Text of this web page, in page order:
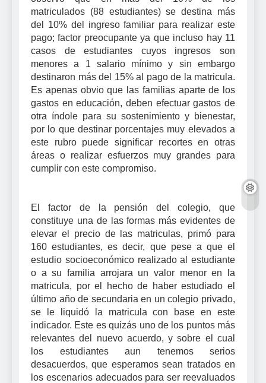
matriculados (88 estudiantes) se destina más
del 10% del ingreso familiar para realizar este
pago; factor preocupante ya que incluso hay 11
casos de estudiantes cuyos ingresos son
menores a 1 salario mínimo y sin embargo
destinaron más del 15% al pago de la matricula.
Es apenas obvio que las familias aparte de los
gastos en educación, deben efectuar gastos de
otra índole para su sostenimiento y bienestar,
por lo que destinar porcentajes muy elevados a
este rubro puede significar recortes en otras
áreas o realizar esfuerzos muy grandes para
cumplir con este compromiso.
El factor de la pensión del colegio, que
constituye una de las formas más evidentes de
elevar el precio de las matriculas, primó para
160 estudiantes, es decir, que pese a que el
estudio socioeconómico realizado al estudiante
o a su familia arrojara un valor menor en la
matricula, por el hecho de haber estudiado el
último año de secundaria en un colegio privado,
se le liquidó la matricula con base en este
indicador. Este es quizás uno de los puntos más
relevantes del nuevo acuerdo, y sobre el cual
los estudiantes aun tenemos serios
desacuerdos, que esperamos sean tratados en
los escenarios adecuados para ser reevaluados